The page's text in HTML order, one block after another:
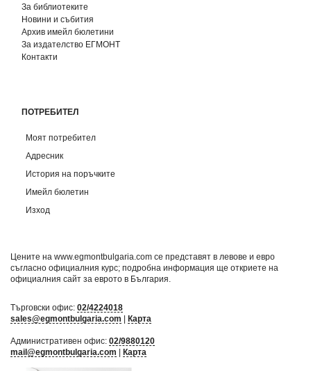
За библиотеките
Новини и събития
Архив имейл бюлетини
За издателство ЕГМОНТ
Контакти
ПОТРЕБИТЕЛ
Моят потребител
Адресник
История на поръчките
Имейл бюлетин
Изход
Цените на www.egmontbulgaria.com се представят в левове и евро
съгласно официалния курс; подробна информация ще откриете на
официалния сайт за еврото в България
Търговски офис: 02/4224018
sales@egmontbulgaria.com
Карта
Административен офис: 02/9880120
mail@egmontbulgaria.com
Карта